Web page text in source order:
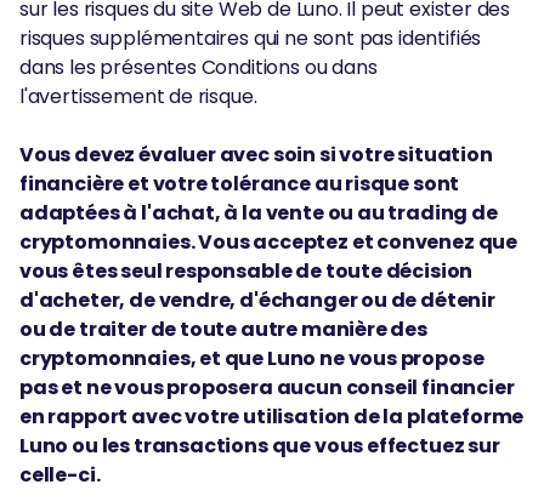
sur les risques du site Web de Luno. Il peut exister des
risques supplémentaires qui ne sont pas identifiés
dans les présentes Conditions ou dans
l'avertissement de risque.
Vous devez évaluer avec soin si votre situation
financière et votre tolérance au risque sont
adaptées à l'achat, à la vente ou au trading de
cryptomonnaies. Vous acceptez et convenez que
vous êtes seul responsable de toute décision
d'acheter, de vendre, d'échanger ou de détenir
ou de traiter de toute autre manière des
cryptomonnaies, et que Luno ne vous propose
pas et ne vous proposera aucun conseil financier
en rapport avec votre utilisation de la plateforme
Luno ou les transactions que vous effectuez sur
celle-ci.